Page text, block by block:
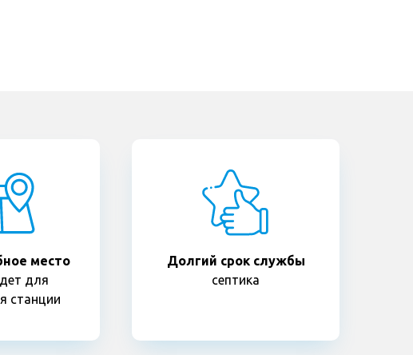
место
для
станции
Долгий срок службы
септика